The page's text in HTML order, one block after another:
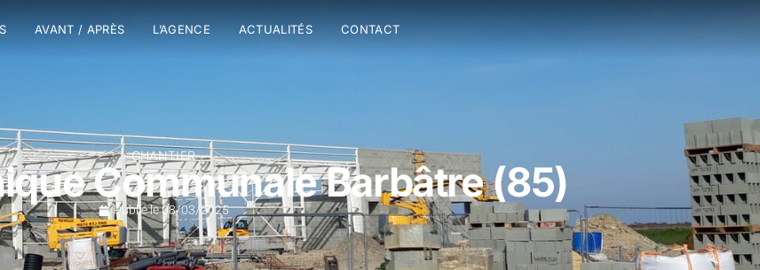
AVANT / APRÈS L’AGENCE ACTUALITÉS CONTACT
CHANTIER
Communale Barbâtre (85)
Publié le08/03/2025